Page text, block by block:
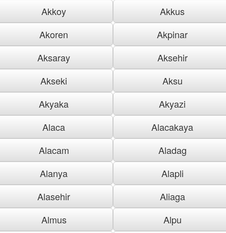
Akkoy
Akkus
Akoren
Akpinar
Aksaray
Aksehir
Akseki
Aksu
Akyaka
Akyazi
Alaca
Alacakaya
Alacam
Aladag
Alanya
Alapli
Alasehir
Aliaga
Almus
Alpu